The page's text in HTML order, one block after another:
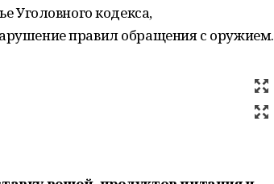
Уголовного кодекса,
правил обращения с оружием.